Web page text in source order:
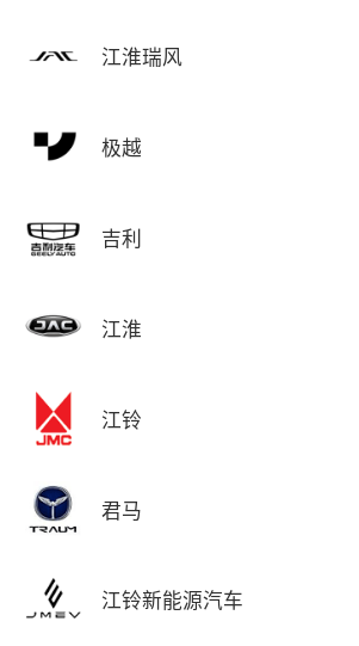
江淮瑞风
极越
吉利
江淮
江铃
君马
江铃新能源汽车